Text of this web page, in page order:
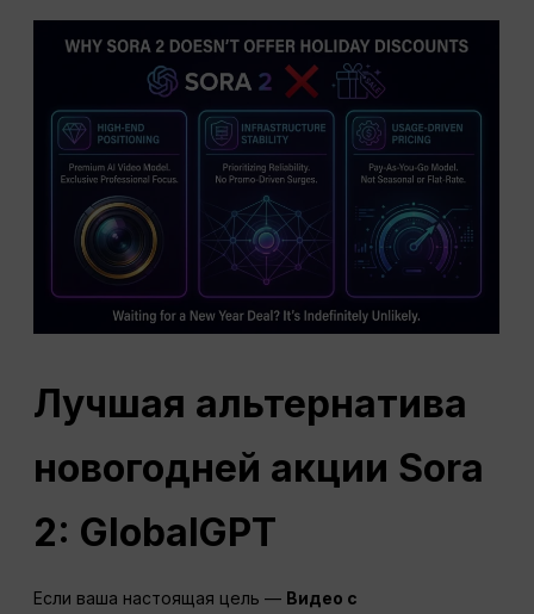
Лучшая альтернатива
новогодней акции Sora
2: GlobalGPT
Если ваша настоящая цель — Видео с